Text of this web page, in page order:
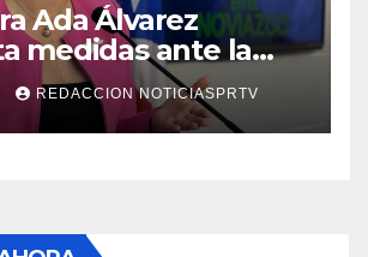
Ada Álvarez
medidas ante la
en el noviazgo
REDACCION NOTICIASPRTV